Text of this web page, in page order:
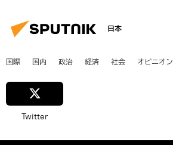
日本
国際 国内 政治 経済 社会 オピニオン
Twitter